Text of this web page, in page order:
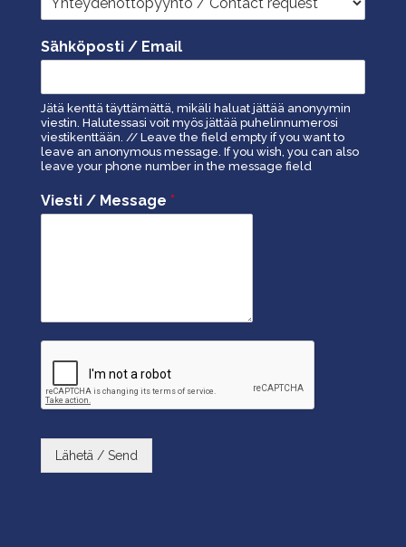
Sähköposti / Email
Jätä kenttä täyttämättä, mikäli haluat jättää anonyymin
viestin. Halutessasi voit myös jättää puhelinnumerosi
viestikenttään. // Leave the field empty if you want to
leave an anonymous message. If you wish, you can also
leave your phone number in the message field
Viesti / Message *
Lähetä / Send